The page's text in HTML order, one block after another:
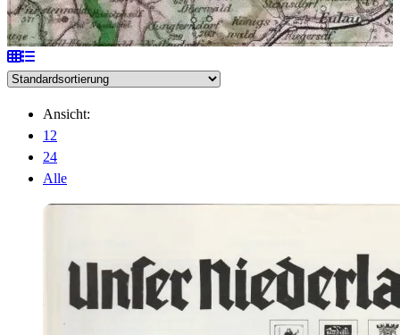
Ansicht:
12
24
Alle